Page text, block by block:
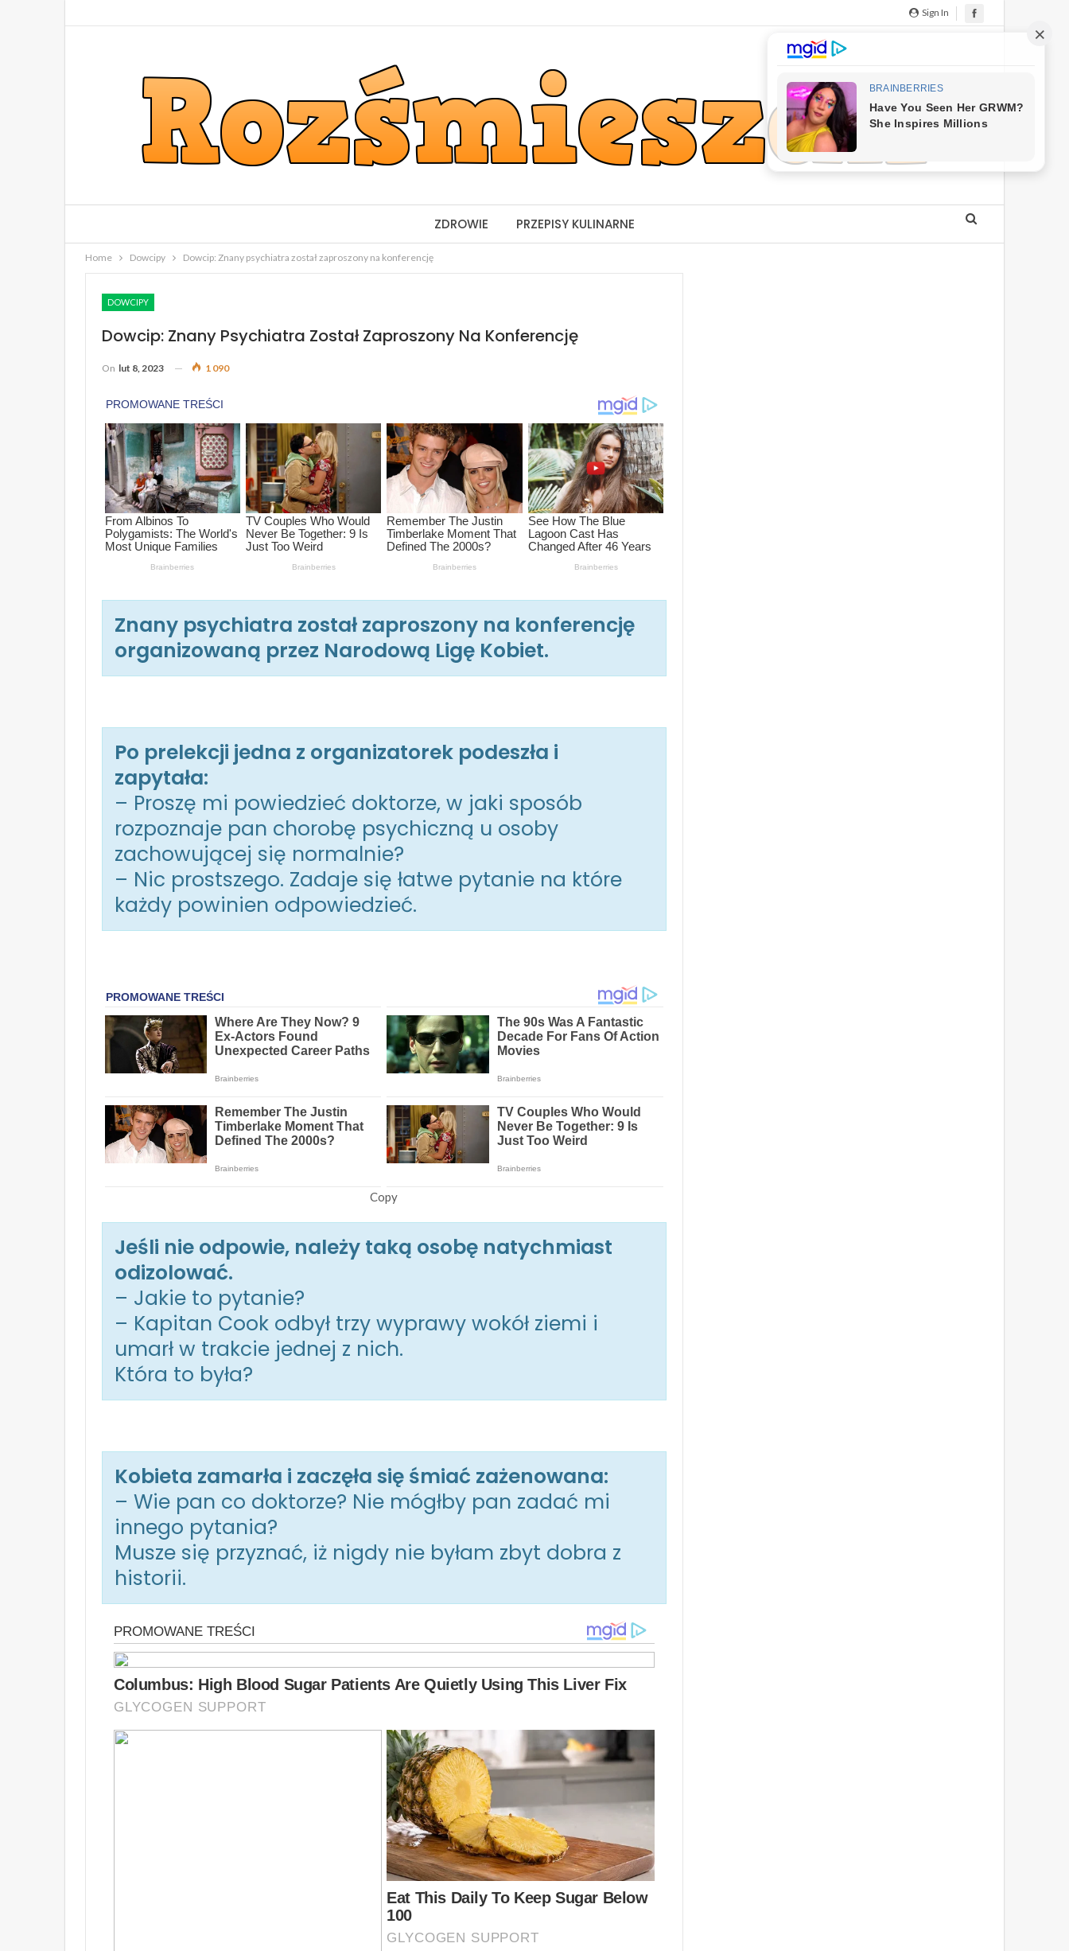
Sign In
ZDROWIE PRZEPISY KULINARNE
Home Dowcipy Dowcip: Znany psychiatra został zaproszony na konferencję
DOWCIPY
Dowcip: Znany Psychiatra Został Zaproszony Na Konferencję
On lut 8, 2023 1 090
Znany psychiatra został zaproszony na konferencję
organizowaną przez Narodową Ligę Kobiet.
Po prelekcji jedna z organizatorek podeszła i
zapytała:
– Proszę mi powiedzieć doktorze, w jaki sposób
rozpoznaje pan chorobę psychiczną u osoby
zachowującej się normalnie?
– Nic prostszego. Zadaje się łatwe pytanie na które
każdy powinien odpowiedzieć.
Copy
Jeśli nie odpowie, należy taką osobę natychmiast
odizolować.
– Jakie to pytanie?
– Kapitan Cook odbył trzy wyprawy wokół ziemi i
umarł w trakcie jednej z nich.
Która to była?
Kobieta zamarła i zaczęła się śmiać zażenowana:
– Wie pan co doktorze? Nie mógłby pan zadać mi
innego pytania?
Musze się przyznać, iż nigdy nie byłam zbyt dobra z
historii.